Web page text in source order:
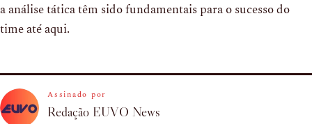
a análise tática têm sido fundamentais para o sucesso do
time até aqui.
Assinado por
Redação EUVO News